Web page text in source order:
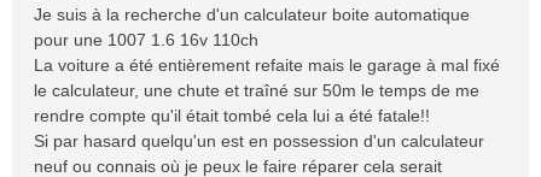
g
e
Je suis à la recherche d'un calculateur boite automatique
pour une 1007 1.6 16v 110ch
La voiture a été entièrement refaite mais le garage à mal fixé
le calculateur, une chute et traîné sur 50m le temps de me
rendre compte qu'il était tombé cela lui a été fatale!!
Si par hasard quelqu'un est en possession d'un calculateur
neuf ou connais où je peux le faire réparer cela serait